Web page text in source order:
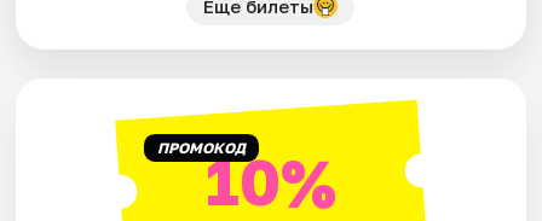
Еще билеты
ПРОМОКОД10%